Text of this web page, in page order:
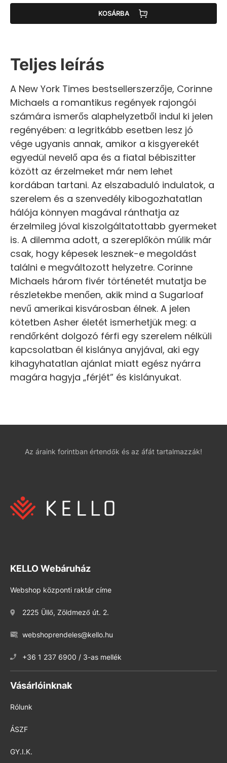
KOSÁRBA
Teljes leírás
A New York Times bestsellerszerzője, Corinne
Michaels a romantikus regények rajongói
számára ismerős alaphelyzetből indul ki jelen
regényében: a legritkább esetben lesz jó
vége ugyanis annak, amikor a kisgyerekét
egyedül nevelő apa és a fiatal bébiszitter
között az érzelmeket már nem lehet
kordában tartani. Az elszabaduló indulatok, a
szerelem és a szenvedély kibogozhatatlan
hálója könnyen magával ránthatja az
érzelmileg jóval kiszolgáltatottabb gyermeket
is. A dilemma adott, a szereplőkön múlik már
csak, hogy képesek lesznek-e megoldást
találni e megváltozott helyzetre. Corinne
Michaels három fivér történetét mutatja be
részletekbe menően, akik mind a Sugarloaf
nevű amerikai kisvárosban élnek. A jelen
kötetben Asher életét ismerhetjük meg: a
rendőrként dolgozó férfi egy szerelem nélküli
kapcsolatban él kislánya anyjával, aki egy
kihagyhatatlan ajánlat miatt egész nyárra
magára hagyja „férjét” és kislányukat.
Az áraink forintban értendők és az áfát tartalmazzák!
KELLO Webáruház
Webshop központi raktár címe
2225 Üllő, Zöldmező út. 2.
webshoprendeles@kello.hu
+36 1 237 6900 / 3-as mellék
Vásárlóinknak
Rólunk
ÁSZF
GY.I.K.